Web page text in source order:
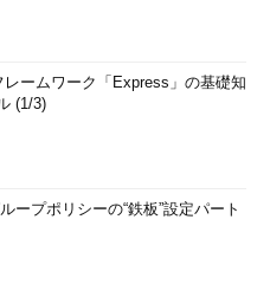
レームワーク「Express」の基礎知
(1/3)
ープポリシーの“鉄板”設定パート